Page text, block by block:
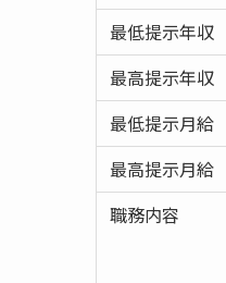
最低提示年収
最高提示年収
最低提示月給
最高提示月給
職務内容